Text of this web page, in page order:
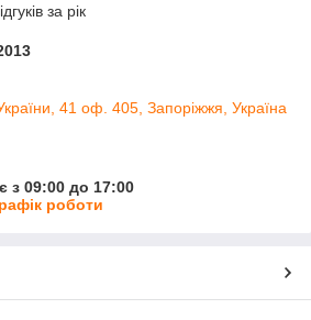
за рік
41 оф. 405, Запоріжжя, Україна
з 09:00 до 17:00
роботи